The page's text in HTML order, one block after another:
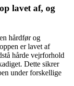
lavet af, og
hårdfør og
er lavet af
hårde vejrforhold
Dette sikrer
under forskellige